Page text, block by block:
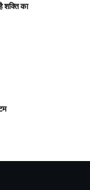
शक्ति का